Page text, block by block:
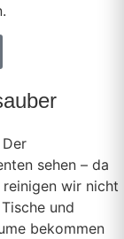
sehen – da
wir nicht
und
bekommen